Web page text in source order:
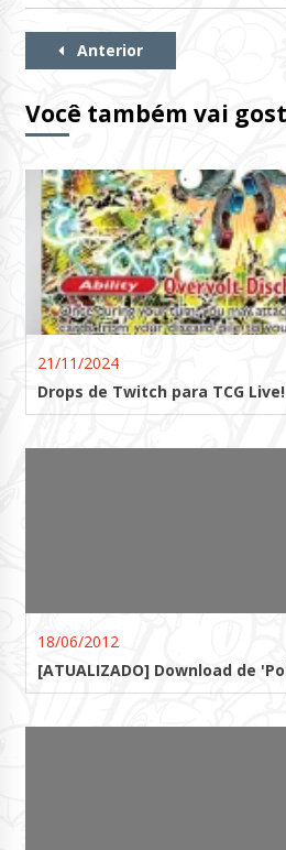
Continue
Anterior
Você também vai
21/11/2024
Drops de Twitch para TCG Live!
18/06/2012
[ATUALIZADO] Download de